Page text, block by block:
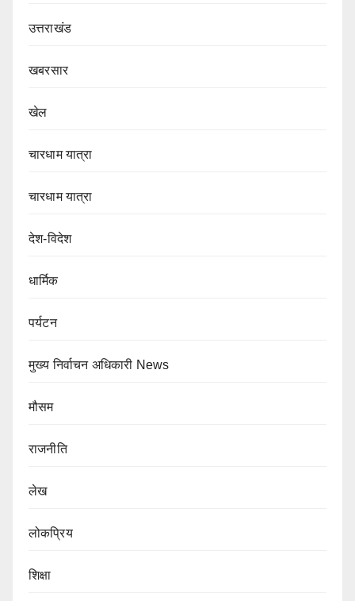
उत्तराखंड
खबरसार
खेल
चारधाम यात्रा
चारधाम यात्रा
देश-विदेश
धार्मिक
पर्यटन
मुख्य निर्वाचन अधिकारी News
मौसम
राजनीति
लेख
लोकप्रिय
शिक्षा